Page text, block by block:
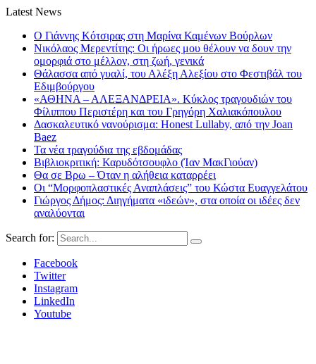
Latest News
Ο Γιάννης Κότσιρας στη Μαρίνα Καμένων Βούρλων
Νικόλαος Μερεντίτης: Οι ήρωες μου θέλουν να δουν την
ομορφιά στο μέλλον, στη ζωή, γενικά
Θάλασσα από γυαλί, του Αλέξη Αλεξίου στο Φεστιβάλ του
Εδιμβούργου
«ΑΘΗΝΑ – ΑΛΕΞΑΝΔΡΕΙΑ». Κύκλος τραγουδιών του
Φίλιππου Περιστέρη και του Γρηγόρη Χαλιακόπουλου
Δασκαλευτικό νανούρισμα: Honest Lullaby, από την Joan
Baez
Τα νέα τραγούδια της εβδομάδας
Βιβλιοκριτική: Καρυδότσουφλο (Ίαν ΜακΓιούαν)
Θα σε Βρω – Όταν η αλήθεια καταρρέει
Οι “Μορφοπλαστικές Αναπλάσεις” του Κώστα Ευαγγελάτου
Γιώργος Δήμος: Διηγήματα «ιδεών», στα οποία οι ιδέες δεν
αναλύονται
Search for:
Facebook
Twitter
Instagram
LinkedIn
Youtube